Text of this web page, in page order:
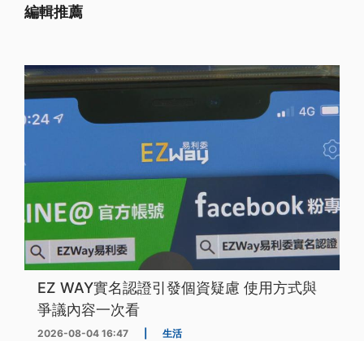
編輯推薦
EZ WAY實名認證引發個資疑慮 使用方式與
爭議內容一次看
2026-08-04 16:47 生活